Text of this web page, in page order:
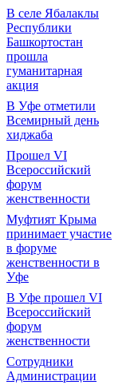
В селе Ябалаклы
Республики
Башкортостан
прошла
гуманитарная
акция
В Уфе отметили
Всемирный день
хиджаба
Прошел VI
Всероссийский
форум
женственности
Муфтият Крыма
принимает участие
в форуме
женственности в
Уфе
В Уфе прошел VI
Всероссийский
форум
женственности
Сотрудники
Администрации